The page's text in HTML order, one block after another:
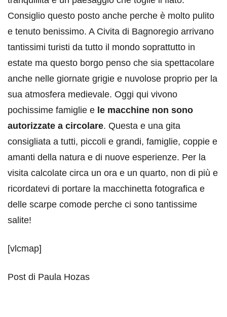
Consiglio questo posto anche perche è molto pulito
e tenuto benissimo. A Civita di Bagnoregio arrivano
tantissimi turisti da tutto il mondo soprattutto in
estate ma questo borgo penso che sia spettacolare
anche nelle giornate grigie e nuvolose proprio per la
sua atmosfera medievale. Oggi qui vivono
pochissime famiglie e le macchine non sono
autorizzate a circolare. Questa e una gita
consigliata a tutti, piccoli e grandi, famiglie, coppie e
amanti della natura e di nuove esperienze. Per la
visita calcolate circa un ora e un quarto, non di più e
ricordatevi di portare la macchinetta fotografica e
delle scarpe comode perche ci sono tantissime
salite!
[vlcmap]
Post di Paula Hozas